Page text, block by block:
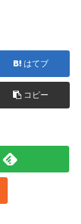
はてブ
コピー